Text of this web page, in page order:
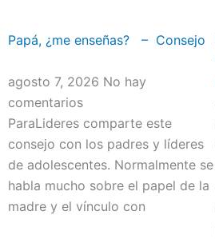
Papá, ¿me enseñas? – Consejo
agosto 7, 2026 No hay
comentarios
ParaLideres comparte este
consejo con los padres y líderes
de adolescentes. Normalmente se
habla mucho sobre el papel de la
madre y el vínculo con